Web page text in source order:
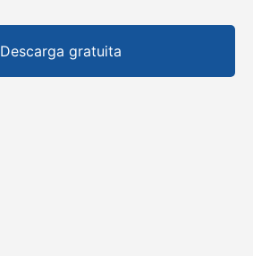
Descarga gratuita